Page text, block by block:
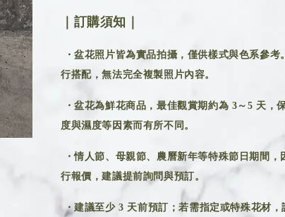
｜訂購須知｜
・盆花照片皆為實品拍攝，僅供樣式與色系參
行搭配，無法完全複製照片內容。
・盆花為鮮花商品，最佳觀賞期約為 3～5 天，
度與濕度等因素而有所不同。
・情人節、母親節、農曆新年等特殊節日期間，
行報價，建議提前詢問與預訂。
・建議至少 3 天前預訂；若需指定或特殊花材，